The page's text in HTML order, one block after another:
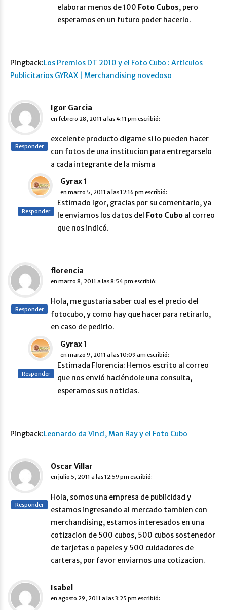
elaborar menos de 100 Foto Cubos, pero
esperamos en un futuro poder hacerlo.
Pingback:Los Premios DT 2010 y el Foto Cubo : Articulos
Publicitarios GYRAX | Merchandising novedoso
Igor Garcia
en febrero 28, 2011 a las 4:11 pm escribió:
excelente producto digame si lo pueden hacer
con fotos de una institucion para entregarselo
a cada integrante de la misma
Responder
Gyrax 1
en marzo 5, 2011 a las 12:16 pm escribió:
Estimado Igor, gracias por su comentario, ya
le enviamos los datos del Foto Cubo al correo
que nos indicó.
Responder
florencia
en marzo 8, 2011 a las 8:54 pm escribió:
Hola, me gustaria saber cual es el precio del
fotocubo, y como hay que hacer para retirarlo,
en caso de pedirlo.
Responder
Gyrax 1
en marzo 9, 2011 a las 10:09 am escribió:
Estimada Florencia: Hemos escrito al correo
que nos envió haciéndole una consulta,
esperamos sus noticias.
Responder
Pingback:Leonardo da Vinci, Man Ray y el Foto Cubo
Oscar Villar
en julio 5, 2011 a las 12:59 pm escribió:
Hola, somos una empresa de publicidad y
estamos ingresando al mercado tambien con
merchandising, estamos interesados en una
cotizacion de 500 cubos, 500 cubos sostenedor
de tarjetas o papeles y 500 cuidadores de
carteras, por favor enviarnos una cotizacion.
Responder
Isabel
en agosto 29, 2011 a las 3:25 pm escribió: